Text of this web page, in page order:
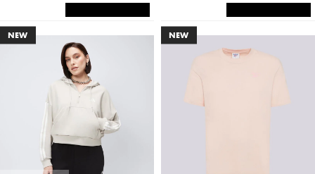
NEW NEW